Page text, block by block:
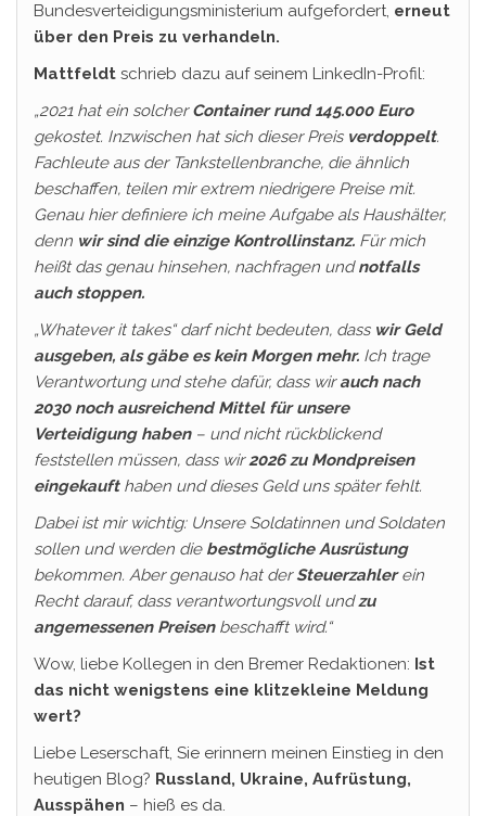
Bundesverteidigungsministerium aufgefordert, erneut
über den Preis zu verhandeln.
Mattfeldt schrieb dazu auf seinem LinkedIn-Profil:
„2021 hat ein solcherContainer rund 145.000 Euro
gekostet. Inzwischen hat sich dieser Preis verdoppelt.
Fachleute aus der Tankstellenbranche, die ähnlich
beschaffen, teilen mir extrem niedrigere Preise mit.
Genau hier definiere ich meine Aufgabe als Haushälter,
denn wir sind die einzige Kontrollinstanz. Für mich
heißt das genau hinsehen, nachfragen undnotfalls
auch stoppen.
„Whatever it takes“ darf nicht bedeuten, dass wir Geld
ausgeben, als gäbe es kein Morgen mehr. Ich trage
Verantwortung und stehe dafür, dass wirauch nach
2030 noch ausreichend Mittel für unsere
Verteidigung haben– und nicht rückblickend
feststellen müssen, dass wir2026 zu Mondpreisen
eingekauft haben und dieses Geld uns später fehlt.
Dabei ist mir wichtig: Unsere Soldatinnen und Soldaten
sollen und werden die bestmögliche Ausrüstung
bekommen. Aber genauso hat derSteuerzahlerein
Recht darauf, dass verantwortungsvoll undzu
angemessenen Preisenbeschafft wird.“
Wow, liebe Kollegen in den Bremer Redaktionen: Ist
das nicht wenigstens eine klitzekleine Meldung
wert?
Liebe Leserschaft, Sie erinnern meinen Einstieg in den
heutigen Blog? Russland, Ukraine, Aufrüstung,
Ausspähen – hieß es da.